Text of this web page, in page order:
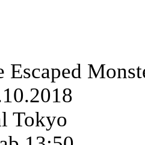
Escaped
Tokyo